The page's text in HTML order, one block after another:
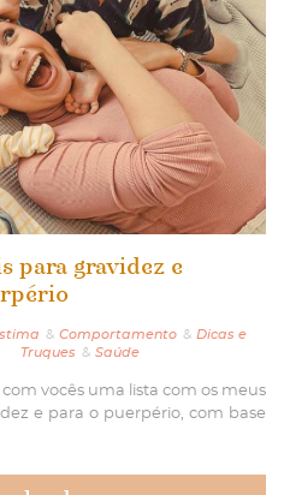
para gravidez e
& Comportamento & Dicas e
Truques
& Saúde
vocês uma lista com os meus
e para o puerpério, com base